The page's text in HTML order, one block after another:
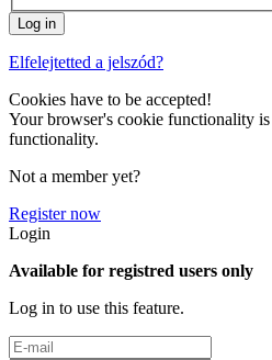
Elfelejtetted a jelszód?
Cookies have to be accepted!
Your browser's cookie functionality is
functionality.
Not a member yet?
Register now
Login
Available for registred users only
Log in to use this feature.